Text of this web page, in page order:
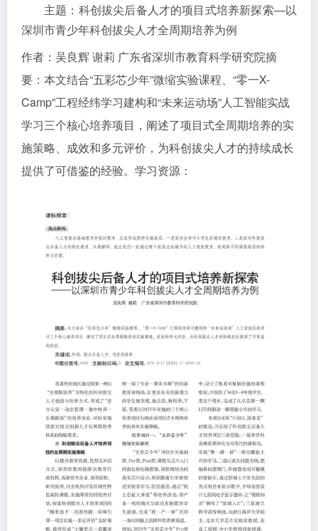
主题：科创拔尖后备人才的项目式培养新探索—以
深圳市青少年科创拔尖人才全周期培养为例
作者：吴良辉 谢莉 广东省深圳市教育科学研究院摘
要：本文结合“五彩芯少年”微缩实验课程、“零一X-
Camp”工程经纬学习建构和“未来运动场”人工智能实战
学习三个核心培养项目，阐述了项目式全周期培养的实
施策略、成效和多元评价，为科创拔尖人才的持续成长
提供了可借鉴的经验。学习资源：